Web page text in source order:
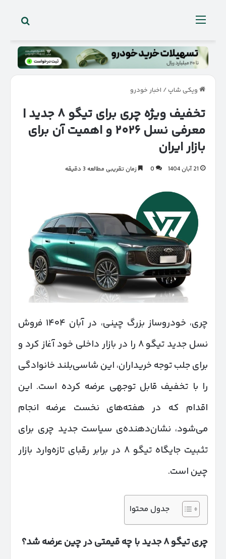
منو
ویکی شاپ/ اخبار خودرو
تخفیف ویژه چری برای تیگو ۸ جدید |
معرفی نسل ۲۰۲۶ و اهمیت آن برای
بازار ایران
21 آبان 1404 0 زمان تقریبی مطالعه 3 دقیقه
چری، خودروساز بزرگ چینی، در آبان ۱۴۰۴ فروش
نسل جدید تیگو ۸ را در بازار داخلی خود آغاز کرد و
برای جلب توجه خریداران، این شاسی‌بلند خانوادگی
را با تخفیف قابل توجهی عرضه کرده است. این
اقدام که در هفته‌های نخست عرضه انجام
می‌شود، نشان‌دهنده‌ی سیاست جدید چری برای
تثبیت جایگاه تیگو ۸ در برابر رقبای تازه‌وارد بازار
چین است.
جدول محتوا
چری تیگو۸جدید با چه قیمتی در چین عرضه شد؟